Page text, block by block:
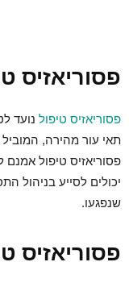
פסוריאזיס
פסוריאזיס טיפול נועד
תאי עור מהירה,
פסוריאזיס טיפול אמנם
יכולים לסייע בניהול
שנפגעו.
פסוריאזיס